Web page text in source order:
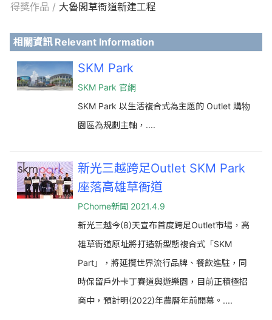
得獎作品 / 大魯閣草衙道新建工程
相關資訊 Relevant Information
SKM Park
SKM Park 官網
SKM Park 以生活複合式為主題的 Outlet 購物
園區為規劃主軸，....
新光三越跨足Outlet SKM Park
座落高雄草衙道
PChome新聞 2021.4.9
新光三越今(8)天宣布首度跨足Outlet市場，高
雄草衙道原址將打造新型態複合式「SKM
Part」，將延攬世界流行品牌、餐飲進駐，同
時保留戶外卡丁賽道與遊樂園，目前正積極招
商中，預計明(2022)年農曆年前開幕。....